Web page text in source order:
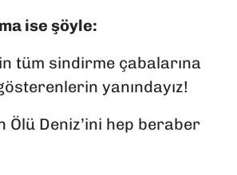
ise şöyle:
tüm sindirme çabalarına
yanındayız!
Ölü Deniz’ini hep beraber